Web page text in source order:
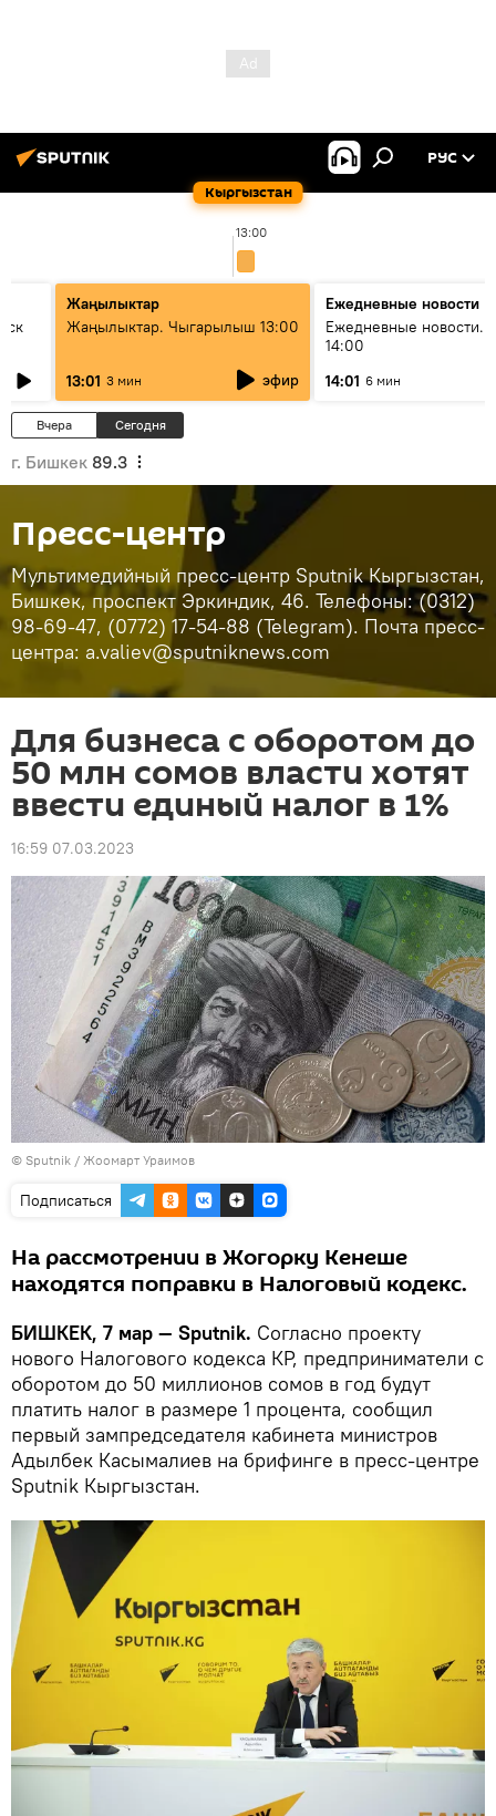
Кыргызстан
РУС
13:00
Жаңылыктар
Жаңылыктар. Чыгарылыш 13:00
13:01 3 мин эфир
Ежедневные новости
Ежедневные новости.
14:00
14:01 6 мин
Вчера Сегодня
г. Бишкек 89.3
Пресс-центр
Мультимедийный пресс-центр Sputnik Кыргызстан,
Бишкек, проспект Эркиндик, 46. Телефоны: (0312)
98-69-47, (0772) 17-54-88 (Telegram). Почта пресс-
центра: a.valiev@sputniknews.com
Для бизнеса с оборотом до
50 млн сомов власти хотят
ввести единый налог в 1%
16:59 07.03.2023
© Sputnik / Жоомарт Ураимов
Подписаться
На рассмотрении в Жогорку Кенеше
находятся поправки в Налоговый кодекс.
БИШКЕК, 7 мар — Sputnik. Согласно проекту
нового Налогового кодекса КР, предприниматели с
оборотом до 50 миллионов сомов в год будут
платить налог в размере 1 процента, сообщил
первый зампредседателя кабинета министров
Адылбек Касымалиев на брифинге в пресс-центре
Sputnik Кыргызстан.